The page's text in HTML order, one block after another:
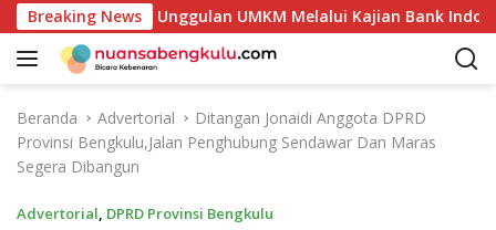
a
Breaking News
Produk Unggulan UMKM Melalui Kajian Bank Indonesia
Beranda Advertorial
Ditangan Jonaidi Anggota DPRD
Provinsi Bengkulu,Jalan Penghubung Sendawar Dan Maras
Segera Dibangun
Advertorial, DPRD Provinsi Bengkulu